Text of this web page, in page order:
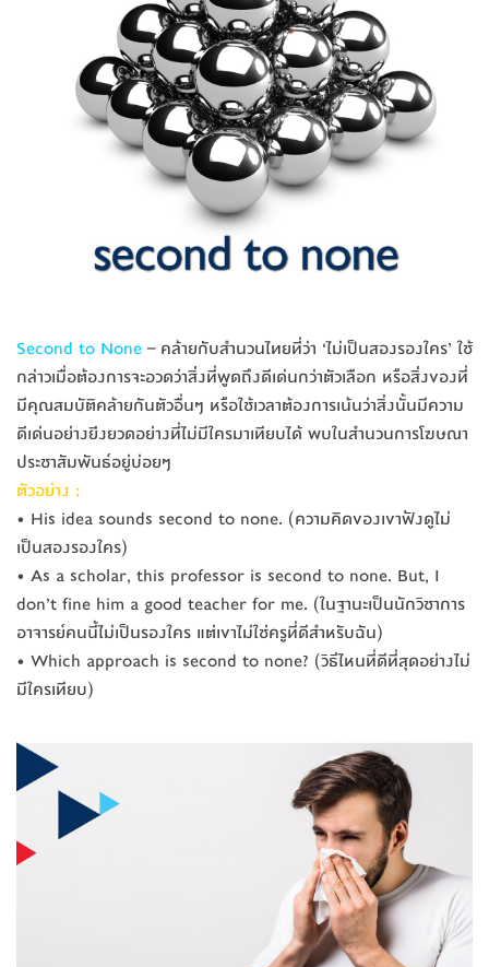
Second to None – คล้ายกับสำนวนไทยที่ว่า ‘ไม่เป็นสองรองใคร’ ใช้
กล่าวเมื่อต้องการจะอวดว่าสิ่งที่พูดถึงดีเด่นกว่าตัวเลือก หรือสิ่งของที่
มีคุณสมบัติคล้ายกันตัวอื่นๆ หรือใช้เวลาต้องการเน้นว่าสิ่งนั้นมีความ
ดีเด่นอย่างยิ่งยวดอย่างที่ไม่มีใครมาเทียบได้ พบในสำนวนการโฆษณา
ประชาสัมพันธ์อยู่บ่อยๆ
ตัวอย่าง :
• His idea sounds second to none. (ความคิดของเขาฟังดูไม่
เป็นสองรองใคร)
• As a scholar, this professor is second to none. But, I
don’t fine him a good teacher for me. (ในฐานะเป็นนักวิชาการ
อาจารย์คนนี้ไม่เป็นรองใคร แต่เขาไม่ใช่ครูที่ดีสำหรับฉัน)
• Which approach is second to none? (วิธีไหนที่ดีที่สุดอย่างไม
มีใครเทียบ)